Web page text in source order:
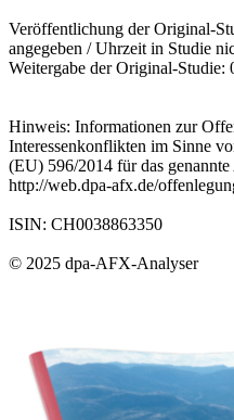
Veröffentlichung der Original-
angegeben / Uhrzeit in Studie
Weitergabe der Original-
Hinweis: Informationen zur
Interessenkonflikten im Sinne
(EU) 596/2014 für das
http://web.dpa-afx.de/
ISIN: CH0038863350
© 2025 dpa-AFX-Analyser